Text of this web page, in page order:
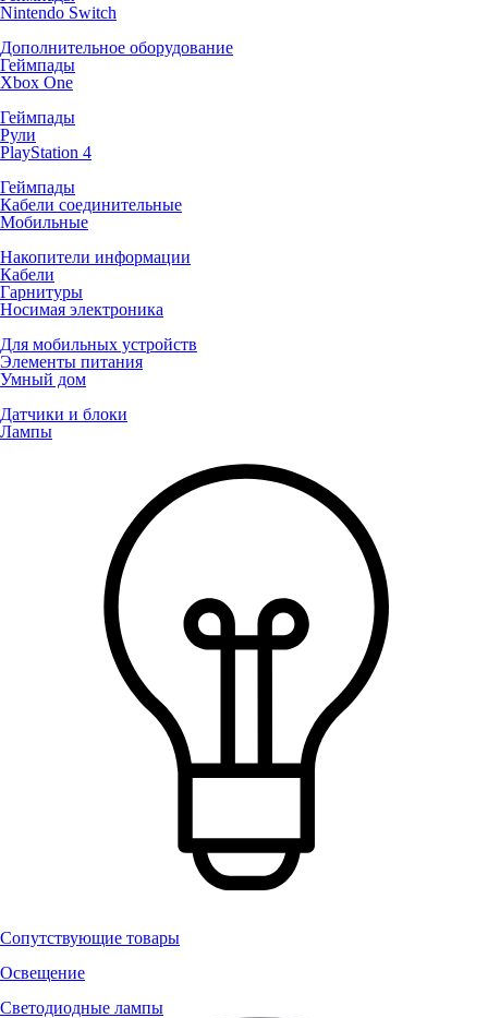
Nintendo Switch
Дополнительное оборудование
Геймпады
Xbox One
Геймпады
Рули
PlayStation 4
Геймпады
Кабели соединительные
Мобильные
Накопители информации
Кабели
Гарнитуры
Носимая электроника
Для мобильных устройств
Элементы питания
Умный дом
Датчики и блоки
Лампы
Сопутствующие товары
Освещение
Светодиодные лампы